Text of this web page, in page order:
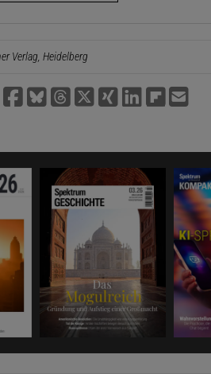
Verlag, Heidelberg